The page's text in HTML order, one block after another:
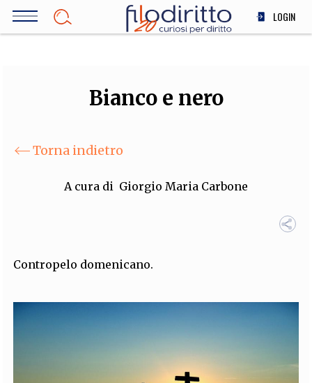
Salta
LOGIN
SOCIETÀ
STORIA E FILOSOFIA
ALTRO
FILODIRITTO REDAZIONE COMITATO SCIENTIFICO
EXTRA
PROCEEDINGS PUBBLICITÀ
Bianco e nero
Torna indietro
A cura di Giorgio Maria Carbone
Contropelo domenicano.